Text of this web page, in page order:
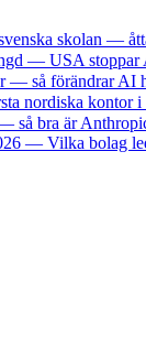
skolan —
— USA stoppar
— så förändrar AI
nordiska kontor
så bra är
— Vilka bolag